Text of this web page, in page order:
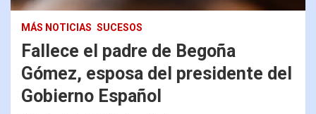
MÁS NOTICIAS SUCESOS
Fallece el padre de Begoña
Gómez, esposa del presidente del
Gobierno Español